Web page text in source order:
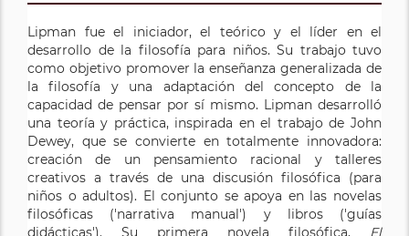
Lipman fue el iniciador, el teórico y el líder en el
desarrollo de la filosofía para niños. Su trabajo tuvo
como objetivo promover la enseñanza generalizada de
la filosofía y una adaptación del concepto de la
capacidad de pensar por sí mismo. Lipman desarrolló
una teoría y práctica, inspirada en el trabajo de John
Dewey, que se convierte en totalmente innovadora:
creación de un pensamiento racional y talleres
creativos a través de una discusión filosófica (para
niños o adultos). El conjunto se apoya en las novelas
filosóficas ('narrativa manual') y libros ('guías
didácticas'). Su primera novela filosófica, El